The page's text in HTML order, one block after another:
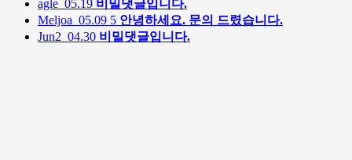
agle 05.19 비밀댓글입니다.
Meljoa 05.09 5 안녕하세요. 문의 드렸습니다.
Jun2 04.30 비밀댓글입니다.